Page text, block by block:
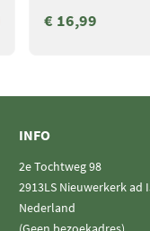
€ 16,99
INFO
2e Tochtweg 98
2913LS Nieuwerkerk ad
Nederland